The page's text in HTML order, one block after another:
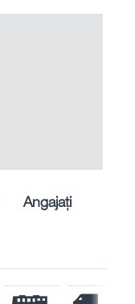
Angajați